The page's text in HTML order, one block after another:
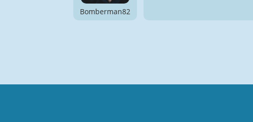
Bomberman82